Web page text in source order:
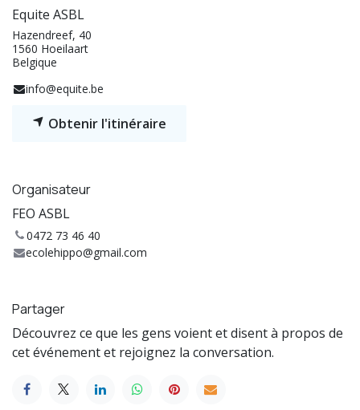
Equite ASBL
Hazendreef, 40
1560 Hoeilaart
Belgique
info@equite.be
Obtenir l'itinéraire
Organisateur
FEO ASBL
0472 73 46 40
ecolehippo@gmail.com
Partager
Découvrez ce que les gens voient et disent à propos de
cet événement et rejoignez la conversation.